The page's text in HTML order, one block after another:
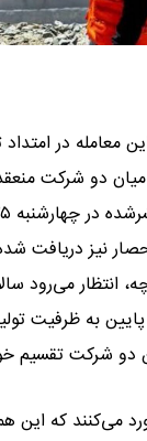
معامله در امتداد
است که در سپتامبر ۲۰۲۵ میان دو
نیز دریافت
انتظار می‌رود
پایین به ظرفیت
دو شرکت تقسیم